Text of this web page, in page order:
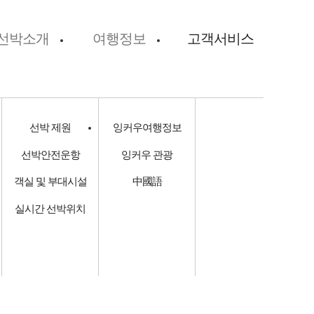
박소개 여행정보 고객서비스
선박 제원
선박안전운항
객실 및 부대시설
실시간 선박위치
잉커우여행정보
잉커우 관광
中國語